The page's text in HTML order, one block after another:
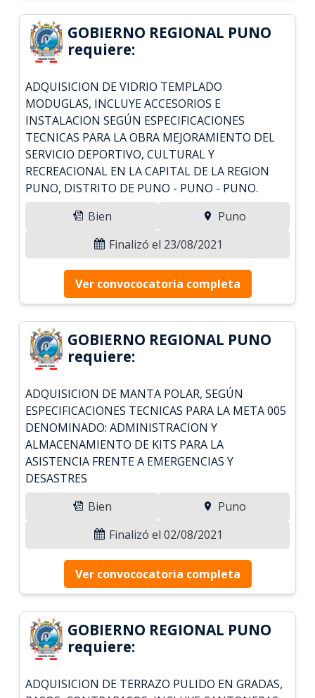
GOBIERNO REGIONAL PUNO
requiere:
ADQUISICION DE VIDRIO TEMPLADO
MODUGLAS, INCLUYE ACCESORIOS E
INSTALACION SEGÚN ESPECIFICACIONES
TECNICAS PARA LA OBRA MEJORAMIENTO DEL
SERVICIO DEPORTIVO, CULTURAL Y
RECREACIONAL EN LA CAPITAL DE LA REGION
PUNO, DISTRITO DE PUNO - PUNO - PUNO.
Bien
Puno
Finalizó el 23/08/2021
Ver convococatoria completa
GOBIERNO REGIONAL PUNO
requiere:
ADQUISICION DE MANTA POLAR, SEGÚN
ESPECIFICACIONES TECNICAS PARA LA META 005
DENOMINADO: ADMINISTRACION Y
ALMACENAMIENTO DE KITS PARA LA
ASISTENCIA FRENTE A EMERGENCIAS Y
DESASTRES
Bien
Puno
Finalizó el 02/08/2021
Ver convococatoria completa
GOBIERNO REGIONAL PUNO
requiere:
ADQUISICION DE TERRAZO PULIDO EN GRADAS,